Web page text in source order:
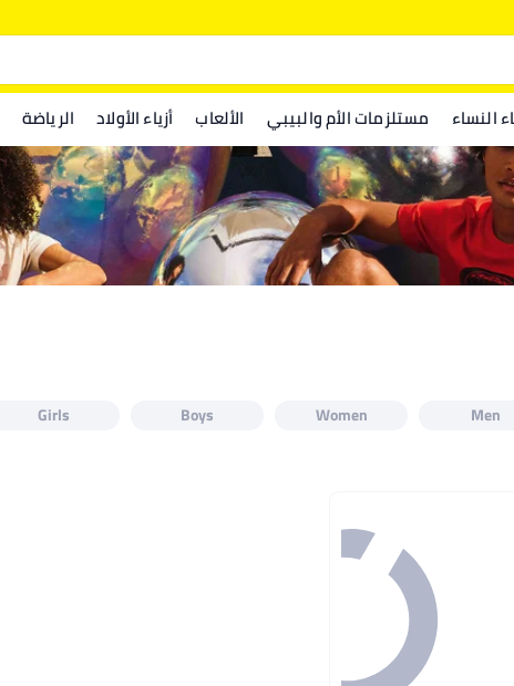
النساء مستلزمات الأم والبيبي الألعاب أزياء الأولاد الرياضة
Men
Women
Boys
Girls